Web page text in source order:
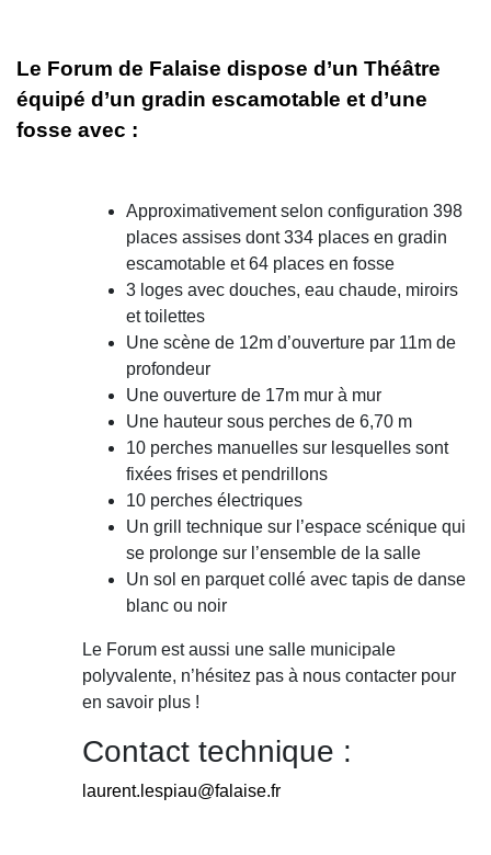
Le Forum de Falaise dispose d’un Théâtre
équipé d’un gradin escamotable et d’une
fosse avec :
Approximativement selon configuration 398
places assises dont 334 places en gradin
escamotable et 64 places en fosse
3 loges avec douches, eau chaude, miroirs
et toilettes
Une scène de 12m d’ouverture par 11m de
profondeur
Une ouverture de 17m mur à mur
Une hauteur sous perches de 6,70 m
10 perches manuelles sur lesquelles sont
fixées frises et pendrillons
10 perches électriques
Un grill technique sur l’espace scénique qui
se prolonge sur l’ensemble de la salle
Un sol en parquet collé avec tapis de danse
blanc ou noir
Le Forum est aussi une salle municipale
polyvalente, n’hésitez pas à nous contacter pour
en savoir plus !
Contact technique :
laurent.lespiau@falaise.fr